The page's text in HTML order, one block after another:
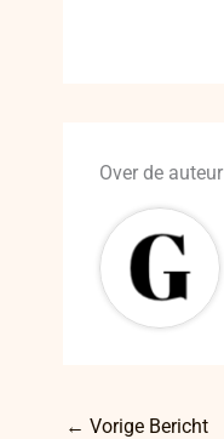
Over de auteur
← Vorige Bericht